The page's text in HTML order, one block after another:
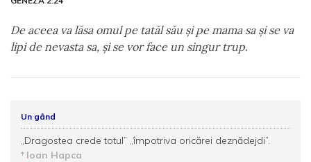
De aceea va lăsa omul pe tatăl său şi pe mama sa şi se va
lipi de nevasta sa, şi se vor face un singur trup.
Un gând
„Dragostea crede totul” „împotriva oricărei deznădejdi”.
Ioan Hapca